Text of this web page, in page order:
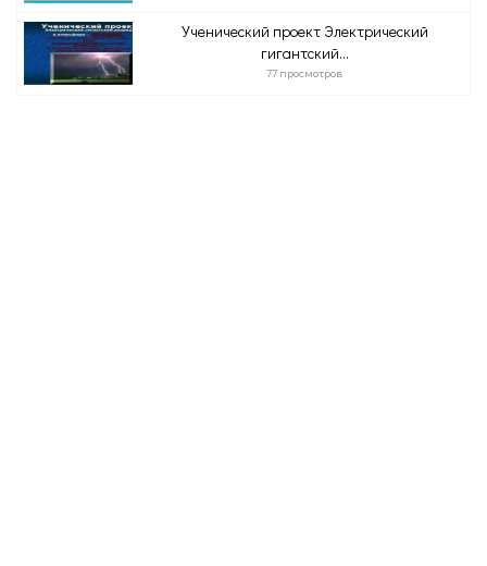
Ученический проект Электрический
гигантский...
77 просмотров